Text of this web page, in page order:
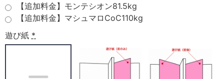
【追加料金】モンテシオン81.5kg
【追加料金】マシュマロCoC110kg
遊び紙 *